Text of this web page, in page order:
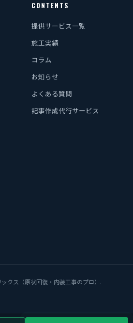
CONTENTS
提供サービス一覧
施工実績
コラム
お知らせ
よくある質問
記事作成代行サービス
クス（原状回復・内装工事のプロ）.